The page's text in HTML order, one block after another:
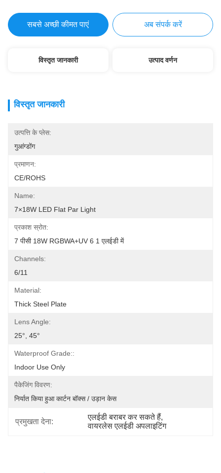
सबसे अच्छी कीमत पाएं अब संपर्क करें
विस्तृत जानकारी उत्पाद वर्णन
विस्तृत जानकारी
उत्पत्ति के प्लेस:
गुआंग्डोंग
प्रमाणन:
CE/ROHS
Name:
7×18W LED Flat Par Light
प्रकाश स्रोत:
7 पीसी 18W RGBWA+UV 6 1 एलईडी में
Channels:
6/11
Material:
Thick Steel Plate
Lens Angle:
25°, 45°
Waterproof Grade::
Indoor Use Only
पैकेजिंग विवरण:
निर्यात किया हुआ कार्टन बॉक्स / उड़ान केस
प्रमुखता देना:
एलईडी बराबर कर सकते हैं,
वायरलेस एलईडी अपलाइटिंग